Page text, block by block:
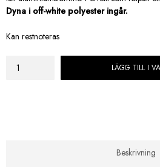
Dyna i off-white polyester ingår.
Kan restnoteras
Artwood
LÄGG TILL I
Beskrivning